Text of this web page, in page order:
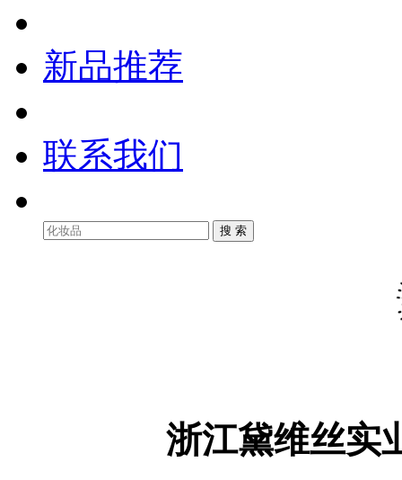
新品推荐
联系我们
浙江黛维丝实